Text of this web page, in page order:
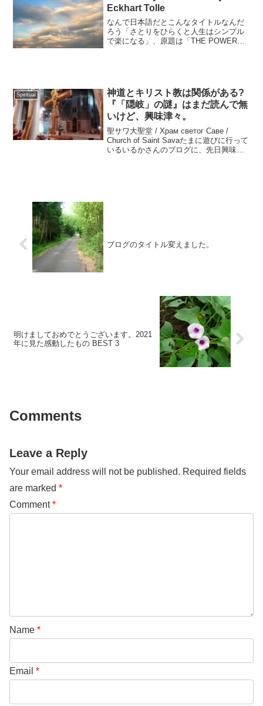
Eckhart Tolle
なんで日本語だとこんなタイトルなんだ
ろう「さとりをひらくと人生はシンプル
で楽になる」、原題は「THE POWER
Spiritual
神道とキリスト教は関係がある?
『「隠岐」の謎』はまだ読んで無
いけど、興味津々。
聖サワ大聖堂 / Храм светог Саве /
Church of Saint Savaたまに遊びに行って
いるいるかさんのブログに、先日興味深
ブログのタイトル変えました。
明けましておめでとうございます。2021
年に見た感動したもの BEST 3
Comments
Leave a Reply
Your email address will not be published. Required fields
are marked *
Comment*
Name *
Email *